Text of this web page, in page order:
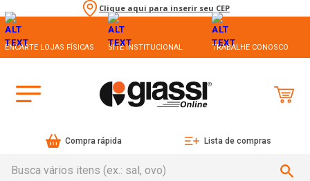
Clique aqui para inserir seu CEP
ENCARTE LOJAS FÍSICAS SITE INSTITUCIONAL TRABALHE CONOSCO
Compra rápida Lista de compras